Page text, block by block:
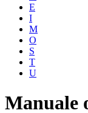
E
I
M
O
S
T
U
Manuale